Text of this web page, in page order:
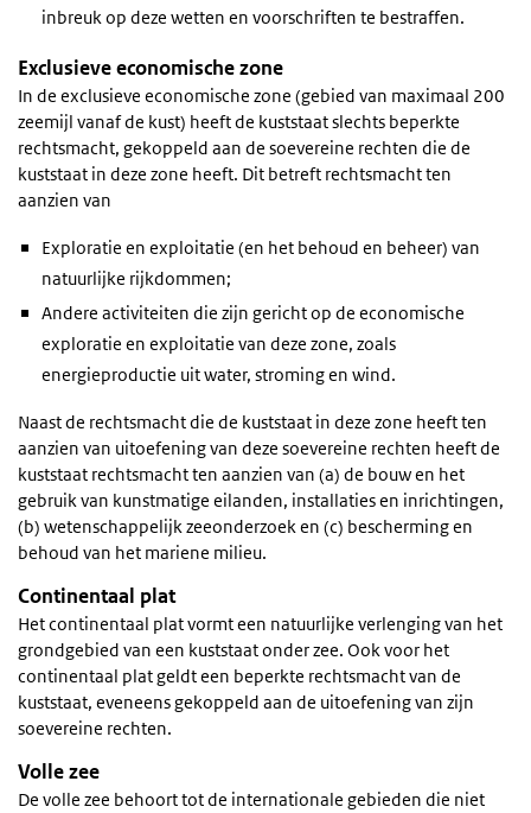
inbreuk op deze wetten en voorschriften te bestraffen.
Exclusieve economische zone
In de exclusieve economische zone (gebied van maximaal 200
zeemijl vanaf de kust) heeft de kuststaat slechts beperkte
rechtsmacht, gekoppeld aan de soevereine rechten die de
kuststaat in deze zone heeft. Dit betreft rechtsmacht ten
aanzien van
Exploratie en exploitatie (en het behoud en beheer) van
natuurlijke rijkdommen;
Andere activiteiten die zijn gericht op de economische
exploratie en exploitatie van deze zone, zoals
energieproductie uit water, stroming en wind.
Naast de rechtsmacht die de kuststaat in deze zone heeft ten
aanzien van uitoefening van deze soevereine rechten heeft de
kuststaat rechtsmacht ten aanzien van (a) de bouw en het
gebruik van kunstmatige eilanden, installaties en inrichtingen,
(b) wetenschappelijk zeeonderzoek en (c) bescherming en
behoud van het mariene milieu.
Continentaal plat
Het continentaal plat vormt een natuurlijke verlenging van het
grondgebied van een kuststaat onder zee. Ook voor het
continentaal plat geldt een beperkte rechtsmacht van de
kuststaat, eveneens gekoppeld aan de uitoefening van zijn
soevereine rechten.
Volle zee
De volle zee behoort tot de internationale gebieden die niet